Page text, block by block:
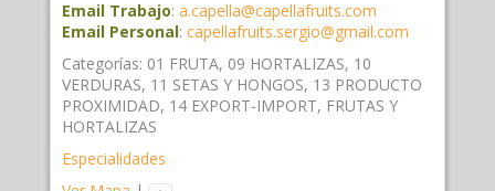
Email Trabajo: a.capella@capellafruits.com
Email Personal: capellafruits.sergio@gmail.com
Categorías: 01 FRUTA, 09 HORTALIZAS, 10
VERDURAS, 11 SETAS Y HONGOS, 13 PRODUCTO
PROXIMIDAD, 14 EXPORT-IMPORT, FRUTAS Y
HORTALIZAS
Especialidades